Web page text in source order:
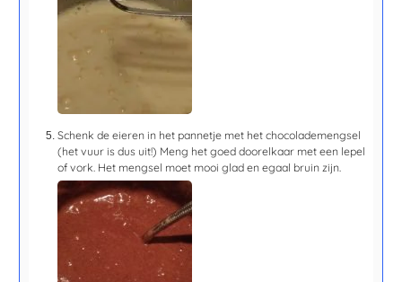
Schenk de eieren in het pannetje met het chocolademengsel
(het vuur is dus uit!) Meng het goed doorelkaar met een lepel
of vork. Het mengsel moet mooi glad en egaal bruin zijn.